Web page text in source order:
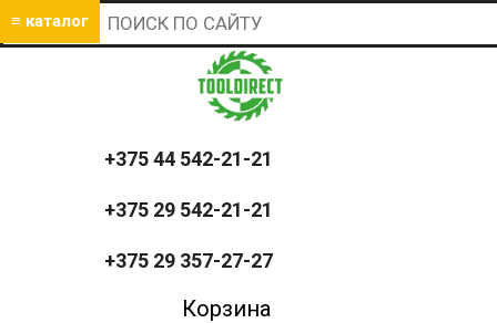
≡ каталог
+375 44 542-21-21
+375 29 542-21-21
+375 29 357-27-27
Корзина